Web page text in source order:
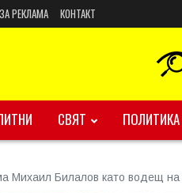
ЗА РЕКЛАМА КОНТАКТ
СВЯТ ПОЛИТИКА
Михаил Билалов като водещ на